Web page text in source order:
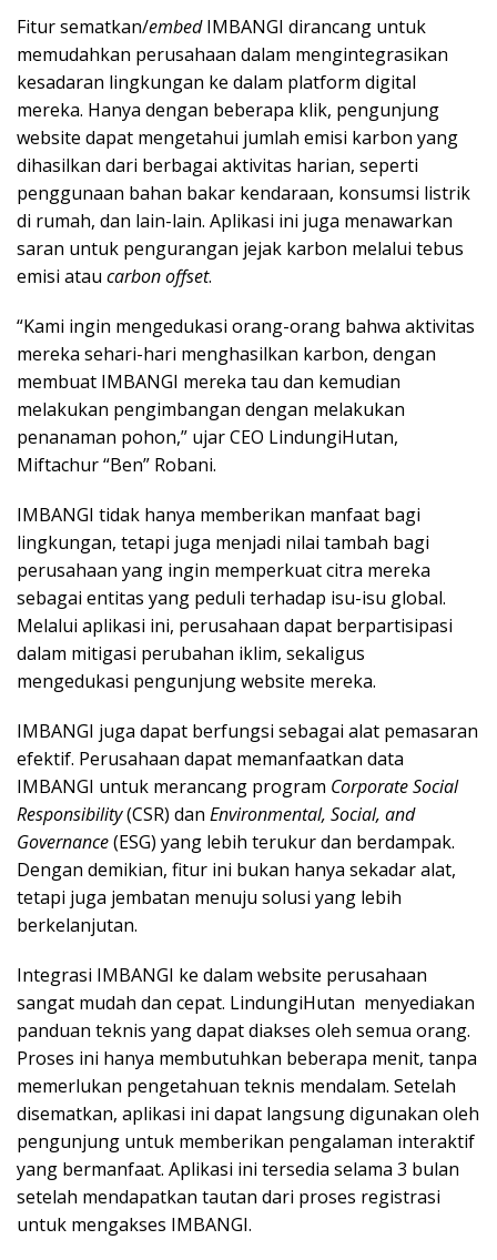
Fitur sematkan/embedIMBANGI dirancang untuk
memudahkan perusahaan dalam mengintegrasikan
kesadaran lingkungan ke dalam platform digital
mereka. Hanya dengan beberapa klik, pengunjung
website dapat mengetahui jumlah emisi karbon yang
dihasilkan dari berbagai aktivitas harian, seperti
penggunaan bahan bakar kendaraan, konsumsi listrik
di rumah, dan lain-lain. Aplikasi ini juga menawarkan
saran untuk pengurangan jejak karbon melalui tebus
emisi atau carbon offset.
“Kami ingin mengedukasi orang-orang bahwa aktivitas
mereka sehari-hari menghasilkan karbon, dengan
membuat IMBANGI mereka tau dan kemudian
melakukan pengimbangan dengan melakukan
penanaman pohon,” ujar CEO LindungiHutan,
Miftachur “Ben” Robani.
IMBANGI tidak hanya memberikan manfaat bagi
lingkungan, tetapi juga menjadi nilai tambah bagi
perusahaan yang ingin memperkuat citra mereka
sebagai entitas yang peduli terhadap isu-isu global.
Melalui aplikasi ini, perusahaan dapat berpartisipasi
dalam mitigasi perubahan iklim, sekaligus
mengedukasi pengunjung website mereka.
IMBANGI juga dapat berfungsi sebagai alat pemasaran
efektif. Perusahaan dapat memanfaatkan data
IMBANGI untuk merancang program Corporate Social
Responsibility(CSR) dan Environmental, Social, and
Governance(ESG) yang lebih terukur dan berdampak.
Dengan demikian, fitur ini bukan hanya sekadar alat,
tetapi juga jembatan menuju solusi yang lebih
berkelanjutan.
Integrasi IMBANGI ke dalam website perusahaan
sangat mudah dan cepat. LindungiHutan menyediakan
panduan teknis yang dapat diakses oleh semua orang.
Proses ini hanya membutuhkan beberapa menit, tanpa
memerlukan pengetahuan teknis mendalam. Setelah
disematkan, aplikasi ini dapat langsung digunakan oleh
pengunjung untuk memberikan pengalaman interaktif
yang bermanfaat. Aplikasi ini tersedia selama 3 bulan
setelah mendapatkan tautan dari proses registrasi
untuk mengakses IMBANGI.